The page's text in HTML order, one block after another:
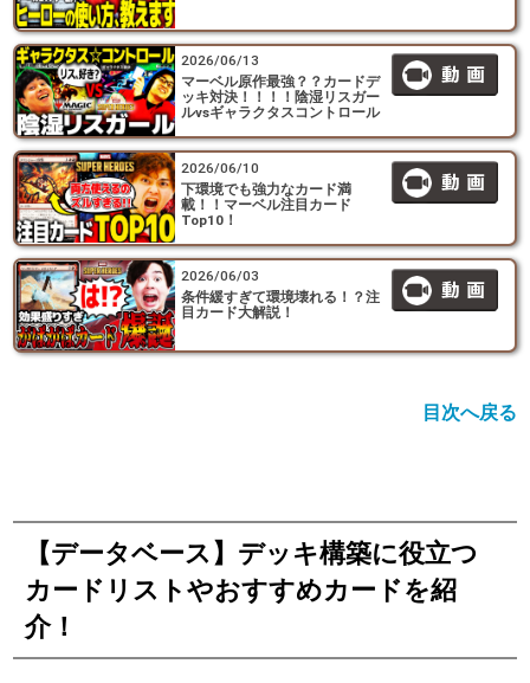
2026/06/13
マーベル原作最強？？カードデ
ッキ対決！！！！陰湿リスガー
ルvsギャラクタスコントロール
2026/06/10
下環境でも強力なカード満
載！！マーベル注目カード
Top10！
2026/06/03
条件緩すぎて環境壊れる！？注
目カード大解説！
目次へ戻る
【データベース】デッキ構築に役立つ
カードリストやおすすめカードを紹
介！